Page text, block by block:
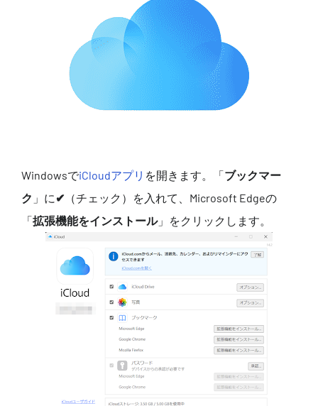
WindowsでiCloudアプリ を開きます。「ブックマー
ク 」に ✔ （チェック）を入れて、Microsoft Edgeの
「拡張機能をインストール」をクリックします。